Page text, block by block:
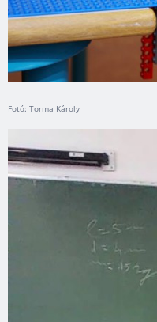
Fotó: Torma Károly